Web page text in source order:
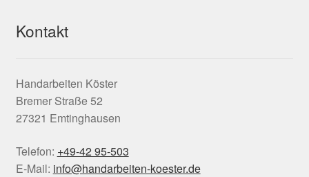
Kontakt
Handarbeiten Köster
Bremer Straße 52
27321 Emtinghausen
Telefon: +49-42 95-503
E-Mail: info@handarbeiten-koester.de